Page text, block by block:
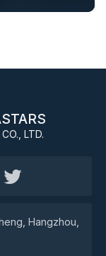
LTD.
Hangzhou,